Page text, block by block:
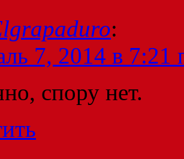
:
7, 2014 в 7:21
спору нет.